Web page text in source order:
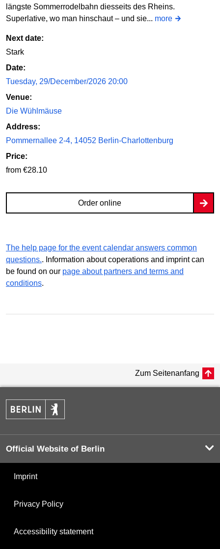
längste Sommerrodelbahn diesseits des Rheins.
Superlative, wo man hinschaut – und sie... more
Next date:
Stark
Date:
Tuesday, 29/December/2026 20:00
Venue:
Die Wühlmäuse
Address:
Pommernallee 2-4, 14052 Berlin-Charlottenburg
Price:
from €28.10
Order online
The help page for the event calendar answers common
questions.. Information about coperations and imprint can
be found on our page about partners and terms and
conditions.
Zum Seitenanfang
Official Website of Berlin
Imprint
Privacy Policy
Accessibility statement